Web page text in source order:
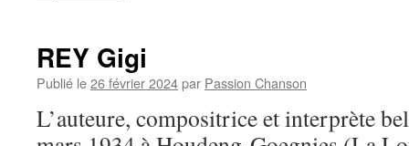
à
(B)
après
REY Gigi
Publié le26 février 2024par Passion Chanson
L’auteure, compositrice et interprète